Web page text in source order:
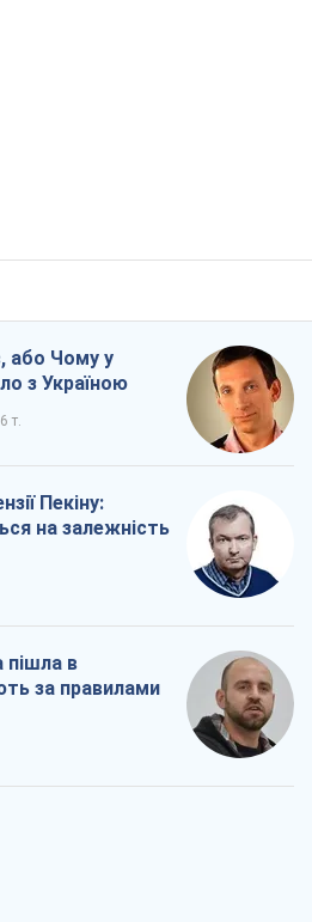
або Чому у
з Україною
т.
Пекіну:
на залежність
пішла в
за правилами